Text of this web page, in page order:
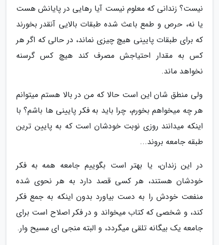
نیست؟ زندانی که معلوم نیست آیا رهایی در پایانش هست
یا نه، حرص و طمع باعث شده طبقات بالایی آنقدر بخورند
که برای طبقات پایینی هیچ چیزی نماند، در حالی که اگر هر
کس به مقدار احتیاجش مصرف کند هیچ کس گرسنه
نخواهد ماند.
ولی منطق شان این است حالا که من در بالا هستم میتوانم
هر چه میخواهم بخورم، چرا باید به فکر پایینی ها باشم؟ با
اینکه میدانند روزی نوبت خودشان است که به پایین ترین
طبقه جامعه بروند...
در این زندان، یا بهتر است بگوییم جامعه همه به فکر
خودشان هستند، هر کسی قصد دارد به هر نحوی شده
منفعت خودش را به دست بیاورد بدون اینکه به جمع فکر
کند، و شخصی که کتاب میخواند و در فکر اصلاح است برای
جامعه یک بیگانه تلقی میگردد، و البته منجی ای مسیح وار.